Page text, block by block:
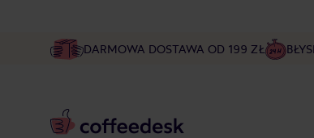
DARMOWA DOSTAWA OD 199 ZŁ